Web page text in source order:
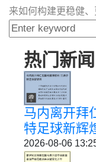
来如何构建更稳健、
热门新闻
马内离开拜
特足球新辉
2026-08-06